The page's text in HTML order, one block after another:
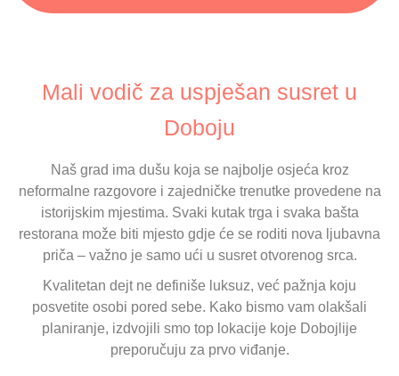
Mali vodič za uspješan susret u
Doboju
Naš grad ima dušu koja se najbolje osjeća kroz
neformalne razgovore i zajedničke trenutke provedene na
istorijskim mjestima. Svaki kutak trga i svaka bašta
restorana može biti mjesto gdje će se roditi nova ljubavna
priča – važno je samo ući u susret otvorenog srca.
Kvalitetan dejt ne definiše luksuz, već pažnja koju
posvetite osobi pored sebe. Kako bismo vam olakšali
planiranje, izdvojili smo top lokacije koje Dobojlije
preporučuju za prvo viđanje.